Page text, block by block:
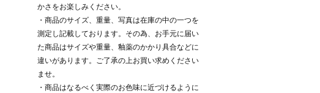
かさをお楽しみください。
・商品のサイズ、重量、写真は在庫の中の一つを
測定し記載しております。その為、お手元に届い
た商品はサイズや重量、釉薬のかかり具合などに
違いがあります。ご了承の上お買い求めください
ませ。
・商品はなるべく実際のお色味に近づけるように